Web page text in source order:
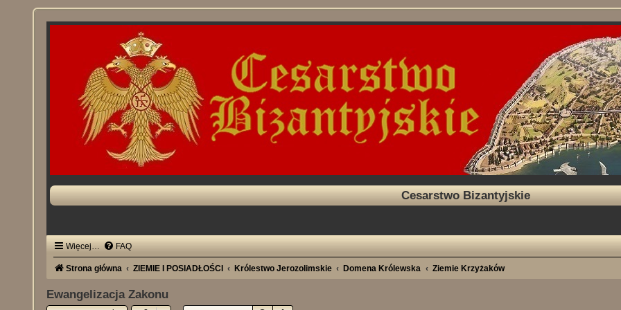
Cesarstwo Bizantyjskie
Więcej… FAQ
Strona główna ZIEMIE I POSIADŁOŚCI Królestwo Jerozolimskie Domena Królewska Ziemie Krzyżaków
Ewangelizacja Zakonu